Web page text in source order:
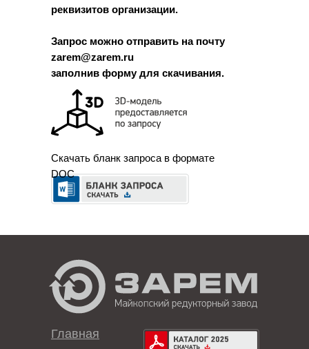
Скачать бланк запроса в формате
DOC
реквизитов организации.
Запрос можно отправить на почту
zarem@zarem.ru
заполнив форму для скачивания.
Главная